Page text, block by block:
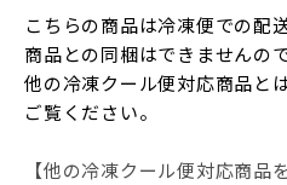
こちらの商品は冷凍便での配
商品との同梱はできませんの
他の冷凍クール便対応商品と
ご覧ください。
【他の冷凍クール便対応商品